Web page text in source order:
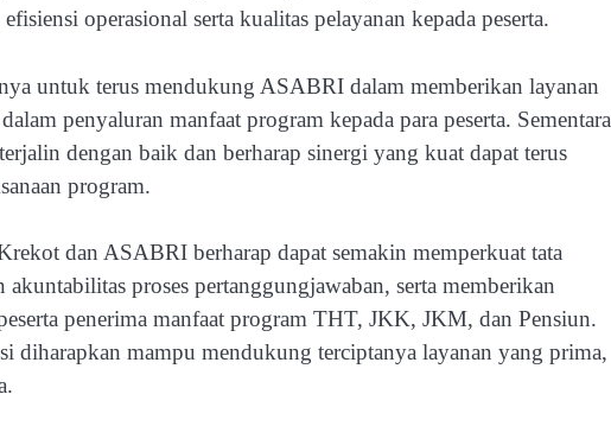
operasional serta kualitas pelayanan kepada peserta.
untuk terus mendukung ASABRI dalam memberikan layanan
penyaluran manfaat program kepada para peserta. Sementara
dengan baik dan berharap sinergi yang kuat dapat terus
program.
dan ASABRI berharap dapat semakin memperkuat tata
proses pertanggungjawaban, serta memberikan
penerima manfaat program THT, JKK, JKM, dan Pensiun.
diharapkan mampu mendukung terciptanya layanan yang prima,